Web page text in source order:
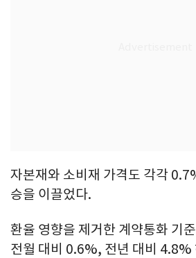
자본재와 소비재 가격도 각각
승을 이끌었다.
환율 영향을 제거한 계약통화 기
전월 대비 0.6%, 전년 대비 4.8%